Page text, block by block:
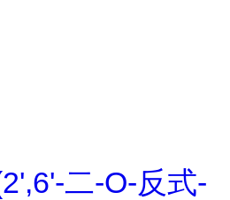
二-O-反式-